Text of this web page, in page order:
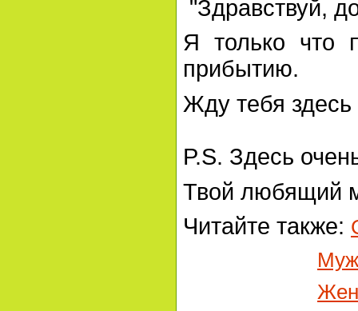
"Здравствуй,
Я только что
прибытию.
Жду тебя
P.S. Здесь
Твой любящий
Читайте также: